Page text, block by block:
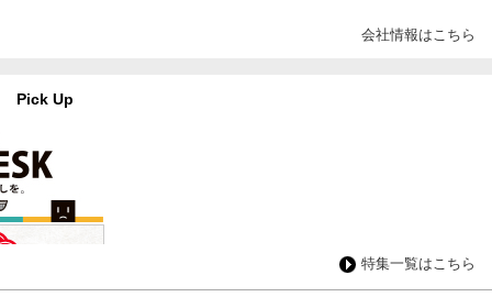
会社情報はこちら
Pick Up
特集一覧はこちら